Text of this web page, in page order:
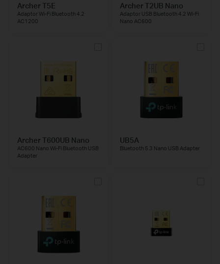
Archer T5E
Adaptor Wi-Fi Bluetooth 4.2
AC1200
Archer T2UB Nano
Adaptor USB Bluetooth 4.2 Wi-Fi
Nano AC600
Archer T600UB Nano
AC600 Nano Wi-Fi Bluetooth USB
Adapter
UB5A
Bluetooth 5.3 Nano USB Adapter